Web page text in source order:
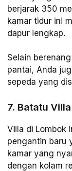
berjarak 350
kamar tidur ini
dapur lengkap.
Selain
pantai, Anda
sepeda yang
7. Batatu
Villa di Lombok
pengantin baru
kamar yang
dengan kolam